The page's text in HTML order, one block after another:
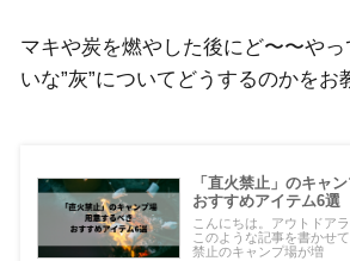
マキや炭を燃やした後にど〜〜や
いな”灰”についてどうするのかをお
「直火禁止」のキャ
おすすめアイテム6選
こんにちは。アウトドア
このような記事を書かせ
禁止のキャンプ場が増